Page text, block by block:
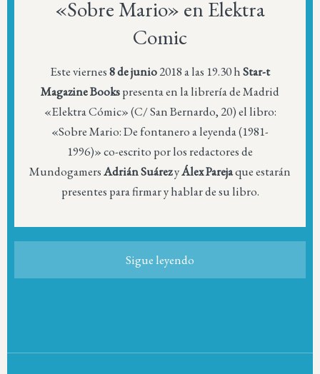
«Sobre Mario» en Elektra
Comic
Este viernes8 de junio2018 a las 19.30 hStar-t
Magazine Bookspresenta en la librería de Madrid
«Elektra Cómic» (C/ San Bernardo, 20) el libro:
«Sobre Mario: De fontanero a leyenda (1981-
1996)»co-escrito por los redactores de
MundogamersAdrián SuárezyÁlex Parejaque estarán
presentes para firmar y hablar de su libro.
Sigue leyendo